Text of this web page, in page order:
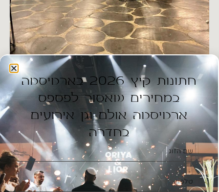
חתונות קיץ 2026 בארטיסטה
במחירים שאסור לפספס
ארטיסטה אולם וגן אירועים
בחדרה